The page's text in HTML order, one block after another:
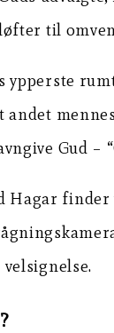
til
ypperste
Gud –
Hagar